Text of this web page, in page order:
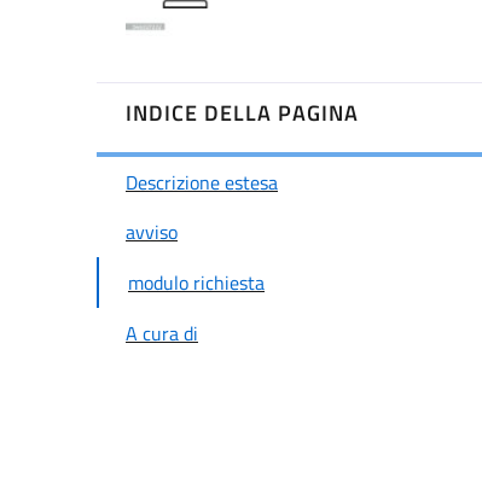
INDICE DELLA PAGINA
Descrizione estesa
avviso
modulo richiesta
A cura di